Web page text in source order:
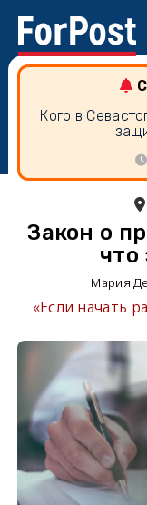
Кого в
Закон о
что
Мария
«Если начать